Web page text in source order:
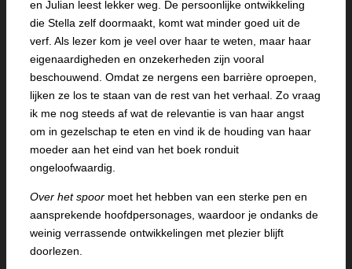
en Julian leest lekker weg. De persoonlijke ontwikkeling
die Stella zelf doormaakt, komt wat minder goed uit de
verf. Als lezer kom je veel over haar te weten, maar haar
eigenaardigheden en onzekerheden zijn vooral
beschouwend. Omdat ze nergens een barrière oproepen,
lijken ze los te staan van de rest van het verhaal. Zo vraag
ik me nog steeds af wat de relevantie is van haar angst
om in gezelschap te eten en vind ik de houding van haar
moeder aan het eind van het boek ronduit
ongeloofwaardig.
Over het spoor moet het hebben van een sterke pen en
aansprekende hoofdpersonages, waardoor je ondanks de
weinig verrassende ontwikkelingen met plezier blijft
doorlezen.